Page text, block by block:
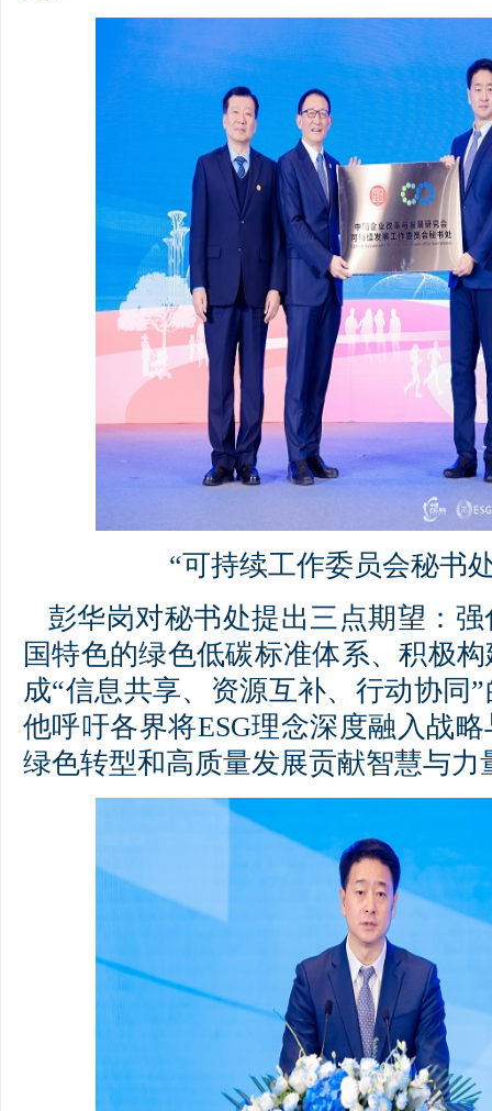
“可持续工作委员会秘书
彭华岗对秘书处提出三点期望：
国特色的绿色低碳标准体系、积极
成“信息共享、资源互补、行动协同
他呼吁各界将ESG理念深度融入战
绿色转型和高质量发展贡献智慧与力